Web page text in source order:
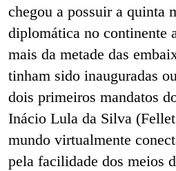
chegou a possuir a quinta
diplomática no continente
mais da metade das
tinham sido inauguradas
dois primeiros mandatos
Inácio Lula da Silva (Fellet
mundo virtualmente
pela facilidade dos meios